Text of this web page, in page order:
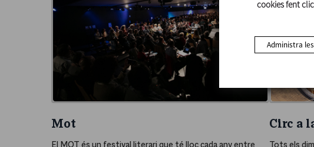
cookies fent
Administra
Mot Circ a